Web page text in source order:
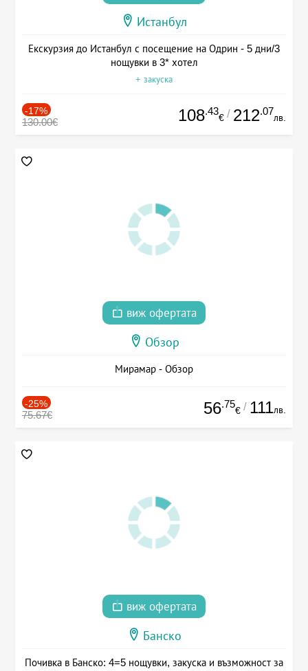
Истанбул
Екскурзия до Истанбул с посещение на Одрин - 5 дни/3
нощувки в 3* хотел
+ закуска
-17%
130.00€ 108.43
€ / 212.07
лв.
виж офертата
Обзор
Мирамар - Обзор
-25%
75.67€ 56.75
€ / 111лв.
виж офертата
Банско
Почивка в Банско: 4=5 нощувки, закуска и възможност за